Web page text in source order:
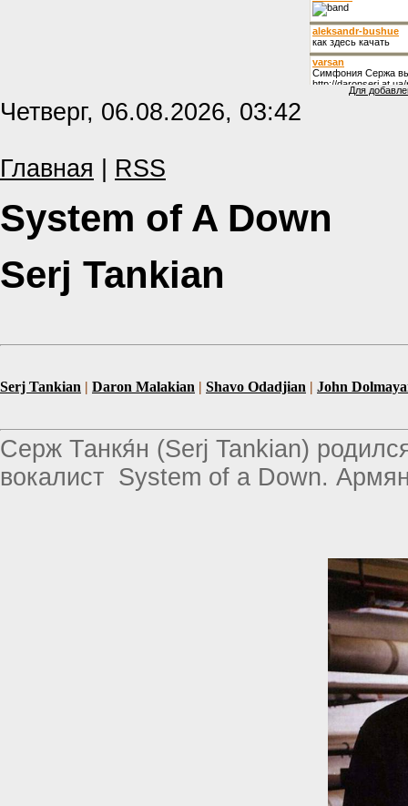
Для
Четверг, 06.08.2026, 03:42
Главная RSS
System of A Down
Serj Tankian
Serj Tankian | Daron Malakian | Shavo Odadjian | John
Серж Танкя́н (Serj Tankian)
вокалист System of a Down.